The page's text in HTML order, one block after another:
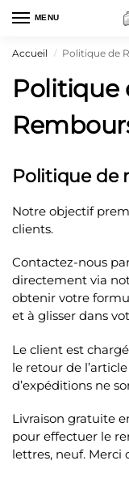
MENU
Accueil / Politique de
Politique
Politique de
Notre objectif
clients.
Contactez-nous
directement via
obtenir votre
et à glisser dans
Le client est
le retour de
d’expéditions ne
Livraison gratuite
pour effectuer le
lettres, neuf. Merci